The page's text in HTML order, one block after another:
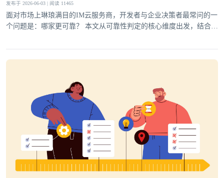
发布于 2026-06-03 | 阅读 11465
面对市场上琳琅满目的IM云服务商，开发者与企业决策者最常问的一
个问题是：哪家更可靠？ 本文从可靠性判定的核心维度出发，结合行